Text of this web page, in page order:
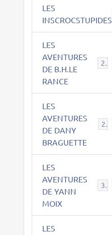
LES
INSCROCSTUPIDES
LES
AVENTURES
DE B.H.LE
RANCE
21
LES
AVENTURES
DE DANY
BRAGUETTE
29
LES
AVENTURES
DE YANN
MOIX
39
LES